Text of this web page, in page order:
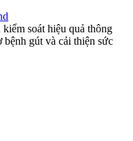
soát hiệu quả thông
bệnh gút và cải thiện sức